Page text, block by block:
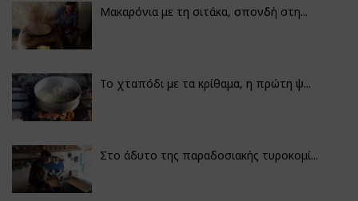
Μακαρόνια με τη σιτάκα, σπονδή στη...
Το χταπόδι με τα κρίθαμα, η πρώτη ψ...
Στο άδυτο της παραδοσιακής τυροκομί...